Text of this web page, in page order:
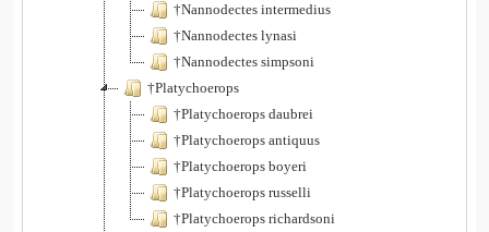
†Nannodectes intermedius
†Nannodectes lynasi
†Nannodectes simpsoni
†Platychoerops
†Platychoerops daubrei
†Platychoerops antiquus
†Platychoerops boyeri
†Platychoerops russelli
†Platychoerops richardsoni